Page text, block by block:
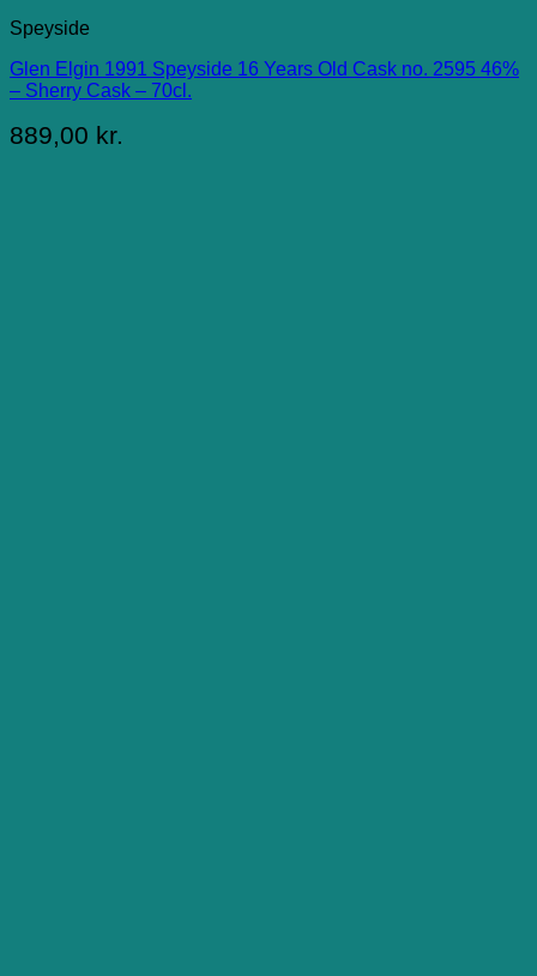
Speyside
Glen Elgin 1991 Speyside 16 Years Old Cask no. 2595 46%
– Sherry Cask – 70cl.
889,00 kr.